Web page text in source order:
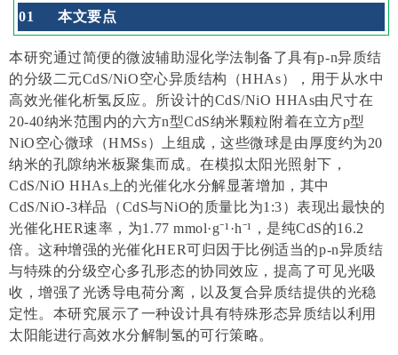
01 本文要点
本研究通过简便的微波辅助湿化学法制备了具有p-n异质结
的分级二元CdS/NiO空心异质结构（HHAs），用于从水中
高效光催化析氢反应。所设计的CdS/NiO HHAs由尺寸在
20-40纳米范围内的六方n型CdS纳米颗粒附着在立方p型
NiO空心微球（HMSs）上组成，这些微球是由厚度约为20
纳米的孔隙纳米板聚集而成。在模拟太阳光照射下，
CdS/NiO HHAs上的光催化水分解显著增加，其中
CdS/NiO-3样品（CdS与NiO的质量比为1:3）表现出最快的
光催化HER速率，为1.77 mmol·g⁻¹·h⁻¹，是纯CdS的16.2
倍。这种增强的光催化HER可归因于比例适当的p-n异质结
与特殊的分级空心多孔形态的协同效应，提高了可见光吸
收，增强了光诱导电荷分离，以及复合异质结提供的光稳
定性。本研究展示了一种设计具有特殊形态异质结以利用
太阳能进行高效水分解制氢的可行策略。